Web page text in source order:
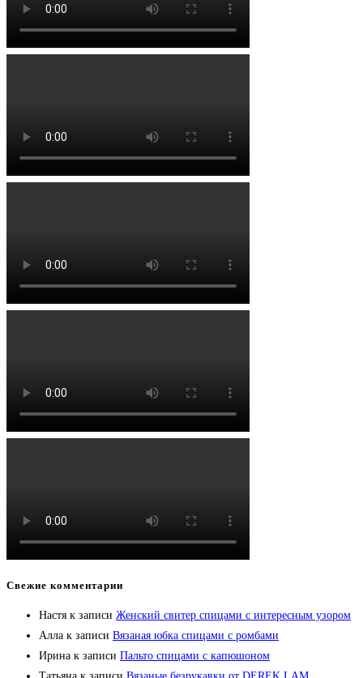
Свежие комментарии
Настя к записи Женский свитер спицами с интересным узором
Алла к записи Вязаная юбка спицами с ромбами
Ирина к записи Пальто спицами с капюшоном